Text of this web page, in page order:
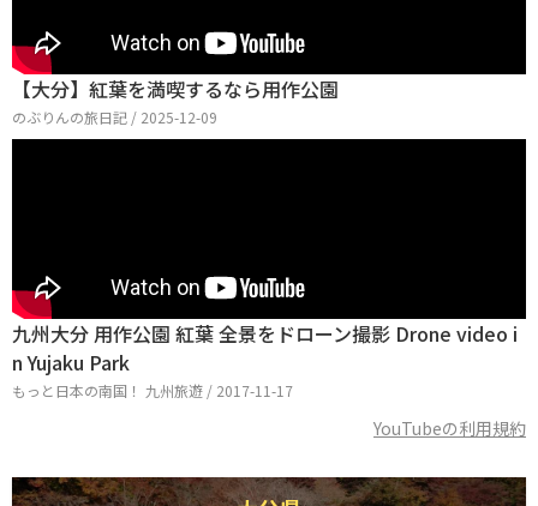
【大分】紅葉を満喫するなら用作公園
のぶりんの旅日記 / 2025-12-09
九州大分 用作公園 紅葉 全景をドローン撮影 Drone video i
n Yujaku Park
もっと日本の南国！ 九州旅遊 / 2017-11-17
YouTubeの利用規約